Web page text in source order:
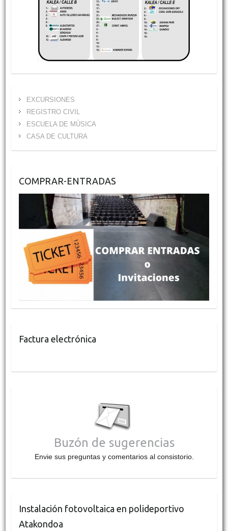
EXCURSIONES
REGISTRO CIVIL
ESCUELA DE MÚSICA
CASA DE CULTURA
COMPRAR-ENTRADAS
Factura electrónica
Buzón de sugerencias
Envie sus preguntas y comentarios al consistorio.
Instalación fotovoltaica en polideportivo
Atakondoa